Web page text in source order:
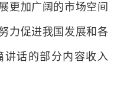
更加广阔的市场空间
力促进我国发展和各
讲话的部分内容收入